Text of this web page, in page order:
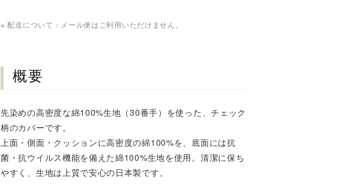
※ 配送について：メール便はご利用いただけません。
概要
先染めの高密度な綿100%生地（30番手）を使った、チェック
柄のカバーです。
上面・側面・クッションに高密度の綿100%を、底面には抗
菌・抗ウイルス機能を備えた綿100%生地を使用。清潔に保ち
やすく、生地は上質で安心の日本製です。